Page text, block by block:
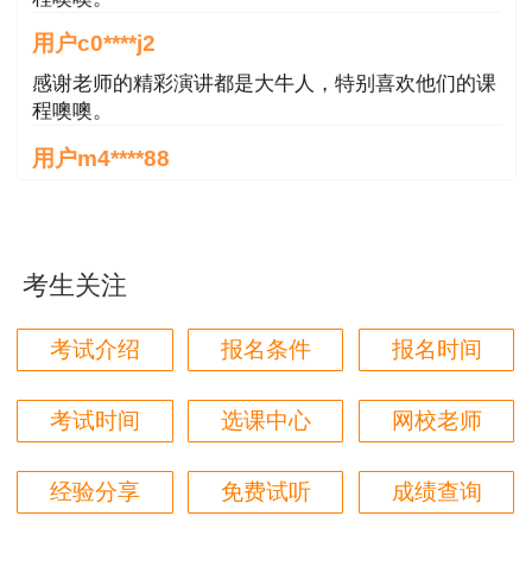
是所有科目中联系最为紧密的两个科目，案例中指
错题的考试必然涉及四大方法，熟练掌握理论与方
法，尤其是四大方法的熟练掌握是案例学习的基
础。
二、针对多次报考的考生
基本功底，对房地产估价师考试较为了解。对于上
述考生人群来说，建议报考多门或报考全科。
(1) 报考三门：
制度与政策、经营与管理、理论与方法：这三
简单;建议保证三门基础性科目一次性通过，第二
用户c0****j2
感谢老师的精彩演讲都是大牛人，特别喜欢他们的课
程噢噢。
用户m4****88
第一次考房估，对比了好几家网校，最终选择了正
保，学习了两个月了，越来越发现讲得是真好，我这
门外汗都能听懂
用户m0****66
原理方法赵占香老师讲得很通俗易懂，节奏刚刚好，
跟着老师有信心学下去。
用户m3****88
考生关注
考试介绍 报名条件 报名时间
考试时间 选课中心 网校老师
经验分享 免费试听 成绩查询